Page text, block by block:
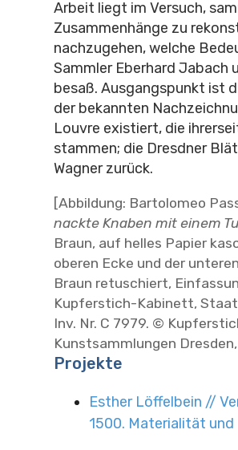
Arbeit liegt im Versuch,
Zusammenhänge zu
nachzugehen, welche
Sammler Eberhard Jabach
besaß. Ausgangspunkt ist
der bekannten
Louvre existiert, die
stammen; die Dresdner
Wagner zurück.
[Abbildung: Bartolomeo
nackte Knaben mit einem
Braun, auf helles Papier
oberen Ecke und der
Braun retuschiert,
Kupferstich-Kabinett,
Inv. Nr. C 7979. ©
Kunstsammlungen
Projekte
Esther Löffelbein //
1500. Materialität